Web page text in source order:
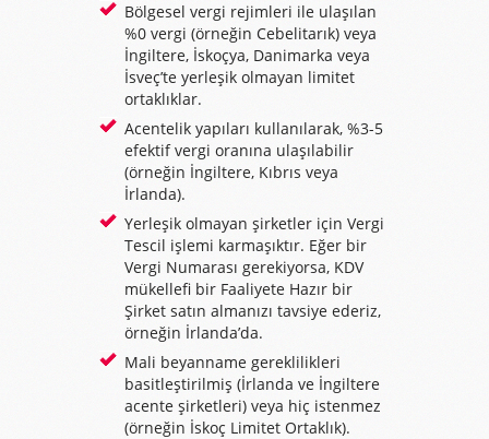
Bölgesel vergi rejimleri ile ulaşılan
%0 vergi (örneğin Cebelitarık) veya
İngiltere, İskoçya, Danimarka veya
İsveç’te yerleşik olmayan limitet
ortaklıklar.
Acentelik yapıları kullanılarak, %3-5
efektif vergi oranına ulaşılabilir
(örneğin İngiltere, Kıbrıs veya
İrlanda).
Yerleşik olmayan şirketler için Vergi
Tescil işlemi karmaşıktır. Eğer bir
Vergi Numarası gerekiyorsa, KDV
mükellefi bir Faaliyete Hazır bir
Şirket satın almanızı tavsiye ederiz,
örneğin İrlanda’da.
Mali beyanname gereklilikleri
basitleştirilmiş (İrlanda ve İngiltere
acente şirketleri) veya hiç istenmez
(örneğin İskoç Limitet Ortaklık).